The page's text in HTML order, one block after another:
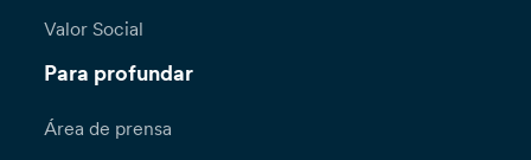
Valor Social
Para profundar
Área de prensa